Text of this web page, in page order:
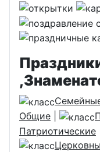
Общие
Патриотические